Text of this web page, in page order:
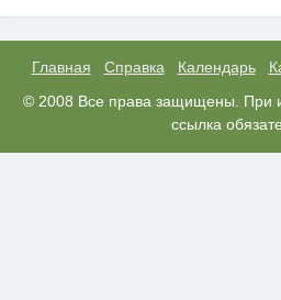
Главная Справка Календарь
© 2008 Все права защищены. При
ссылка
Заставляли целовать
извиняться: школьники
жесткую дедовщину